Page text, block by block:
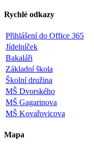
Rychlé odkazy
Přihlášení do Office 365
Jídelníček
Bakaláři
Základní škola
Školní družina
MŠ Dvorského
MŠ Gagarinova
MŠ Kovařovicova
Mapa